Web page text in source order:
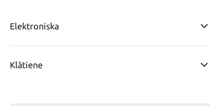
Elektroniska
Klātiene